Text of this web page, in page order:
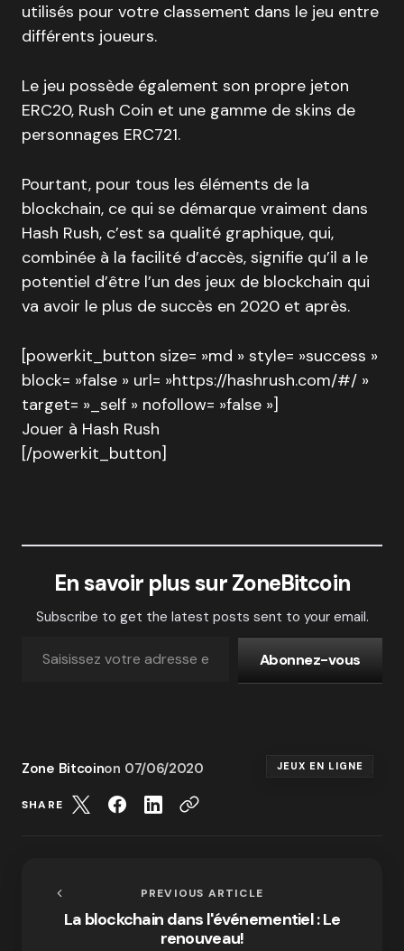
utilisés pour votre classement dans le jeu entre
différents joueurs.
Le jeu possède également son propre jeton
ERC20, Rush Coin et une gamme de skins de
personnages ERC721.
Pourtant, pour tous les éléments de la
blockchain, ce qui se démarque vraiment dans
Hash Rush, c’est sa qualité graphique, qui,
combinée à la facilité d’accès, signifie qu’il a le
potentiel d’être l’un des jeux de blockchain qui
va avoir le plus de succès en 2020 et après.
[powerkit_button size= »md » style= »success »
block= »false » url= »https://hashrush.com/#/ »
target= »_self » nofollow= »false »]
Jouer à Hash Rush
[/powerkit_button]
En savoir plus sur ZoneBitcoin
Subscribe to get the latest posts sent to your email.
Abonnez-vous
Zone Bitcoinon 07/06/2020 JEUX EN LIGNE
SHARE
PREVIOUS ARTICLE
La blockchain dans l'événementiel : Le
renouveau!